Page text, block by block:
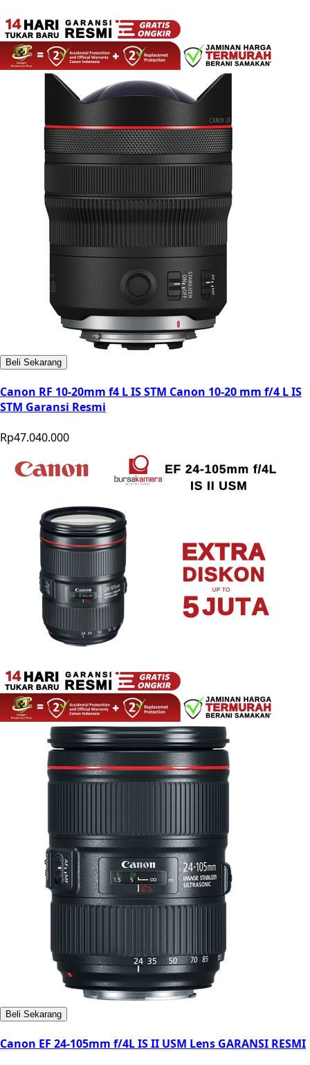
Beli Sekarang
Canon RF 10-20mm f4 L IS STM Canon 10-20 mm f/4 L IS
STM Garansi Resmi
Rp47.040.000
Beli Sekarang
Canon EF 24-105mm f/4L IS II USM Lens GARANSI RESMI